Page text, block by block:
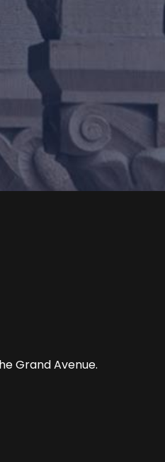
Grand Avenue.